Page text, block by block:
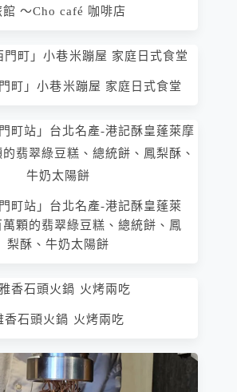
館 ～Cho café 咖啡店
町」小巷米蹦屋 家庭日式食堂
町站」台北名產-港記酥皇蓬萊
顆的翡翠綠豆糕、總統餅、鳳
梨酥、牛奶太陽餅
香石頭火鍋 火烤兩吃